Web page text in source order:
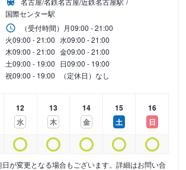
国際センター駅
（受付時間） 月09:00 - 21:00
火09:00 - 21:00 水09:00 - 21:00
木09:00 - 21:00 金09:00 - 21:00
土09:00 - 19:00 日09:00 - 19:00
祝09:00 - 19:00 （定休日）なし
12
水
13
木
14
金
15
土
16
日
が変更となる場合もございます。詳細はお問い合